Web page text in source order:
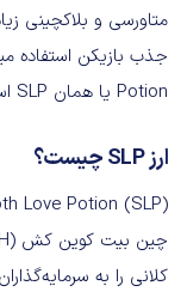
متاورسی و بلاکچینی
Potion یا همان SLP است.
ارزSLPچیست؟
کلانی را به